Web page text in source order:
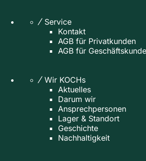
Service
Kontakt
AGB für Privatkunden
AGB für
Wir KOCHs
Aktuelles
Darum wir
Ansprechpersonen
Lager & Standort
Geschichte
Nachhaltigkeit